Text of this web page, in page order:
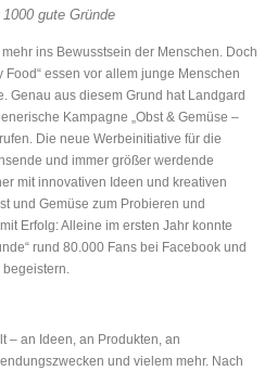
gute Gründe
ins Bewusstsein der Menschen. Doch
Food“ essen vor allem junge Menschen
Genau aus diesem Grund hat Landgard
Kampagne „Obst & Gemüse –
Die neue Werbeinitiative für die
und immer größer werdende
mit innovativen Ideen und kreativen
und Gemüse zum Probieren und
Erfolg: Alleine im ersten Jahr konnte
rund 80.000 Fans bei Facebook und
begeistern.
– an Ideen, an Produkten, an
und vielem mehr. Nach